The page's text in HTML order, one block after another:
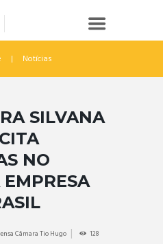
Notícias
SILVANA
NO
EMPRESA
Câmara Tio Hugo 128